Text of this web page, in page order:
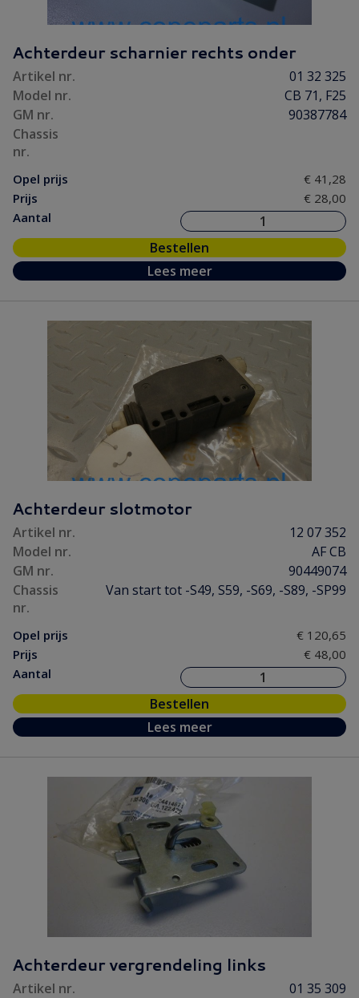
Achterdeur scharnier rechts onder
Artikel nr.
01 32 325
Model nr.
CB 71, F25
GM nr.
90387784
Chassis
nr.
Opel prijs
€ 41,28
Prijs
€ 28,00
Aantal
Bestellen
Lees meer
Achterdeur slotmotor
Artikel nr.
12 07 352
Model nr.
AF CB
GM nr.
90449074
Chassis
nr.
Van start tot -S49, S59, -S69, -S89, -SP99
Opel prijs
€ 120,65
Prijs
€ 48,00
Aantal
Bestellen
Lees meer
Achterdeur vergrendeling links
Artikel nr.
01 35 309